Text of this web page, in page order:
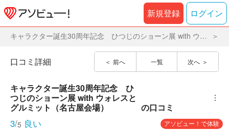
新規登録 ログイン
キャラクター誕生30周年記念 ひつじのショーン展 with ウォレスとグルミット（名古屋会場）
前へ 一覧 次へ
口コミ詳細
キャラクター誕生30周年記念　ひ
つじのショーン展 with ウォレスと
グルミット（名古屋会場）
の口コミ
︙
3/5 良い
アソビュー！で体験